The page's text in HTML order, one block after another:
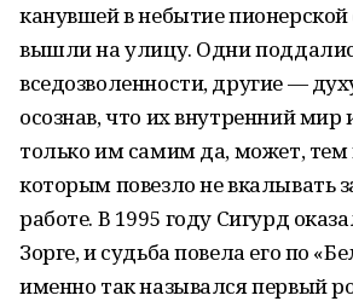
канувшей в небытие пионерской
вышли на улицу. Одни
вседозволенности, другие —
осознав, что их внутренний мир
только им самим да, может,
которым повезло не вкалывать
работе. В 1995 году Сигурд
Зорге, и судьба повела его по
именно так назывался первый